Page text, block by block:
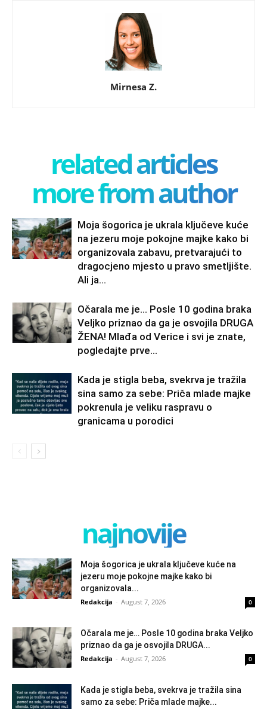
Mirnesa Z.
related articles
more from author
Moja šogorica je ukrala ključeve kuće
na jezeru moje pokojne majke kako bi
organizovala zabavu, pretvarajući to
dragocjeno mjesto u pravo smetljište.
Ali ja...
Očarala me je… Posle 10 godina braka
Veljko priznao da ga je osvojila DRUGA
ŽENA! Mlađa od Verice i svi je znate,
pogledajte prve...
Kada je stigla beba, svekrva je tražila
sina samo za sebe: Priča mlade majke
pokrenula je veliku raspravu o
granicama u porodici
najnovije
Moja šogorica je ukrala ključeve kuće na
jezeru moje pokojne majke kako bi
organizovala...
Redakcija - August 7, 2026 0
Očarala me je… Posle 10 godina braka Veljko
priznao da ga je osvojila DRUGA...
Redakcija - August 7, 2026 0
Kada je stigla beba, svekrva je tražila sina
samo za sebe: Priča mlade majke...